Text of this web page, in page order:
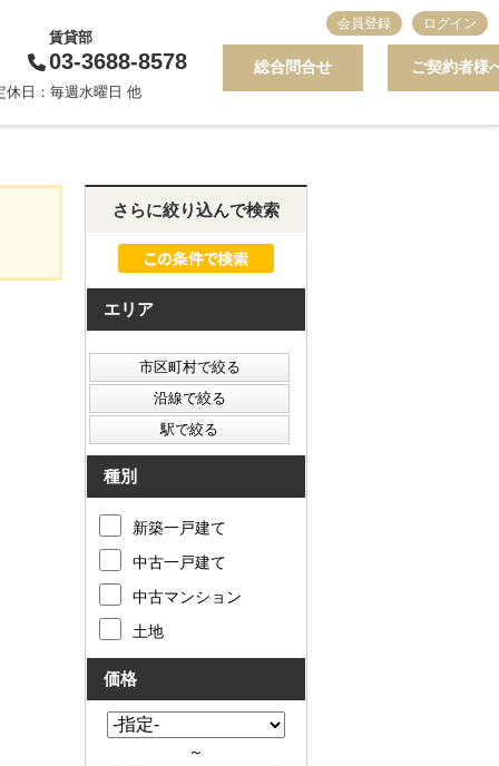
賃貸部
03-3688-8578
日：毎週水曜日 他
総合問合せ ご契約者様
会員登録 ログイン
さらに絞り込んで検索
エリア
種別
新築一戸建て
中古一戸建て
中古マンション
土地
価格
～